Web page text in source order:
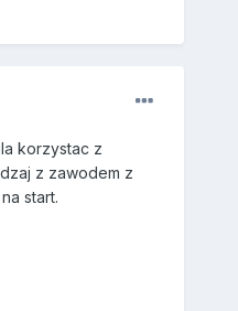
korzystac z
z zawodem z
start.